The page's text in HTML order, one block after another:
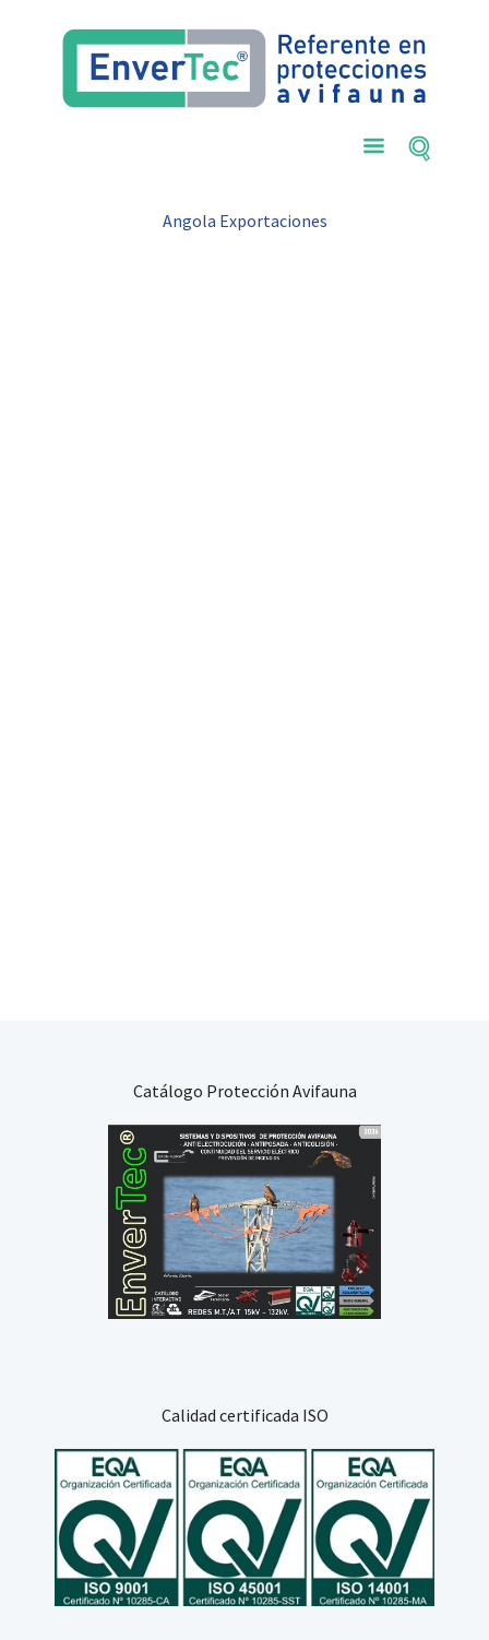
Angola Exportaciones
Catálogo Protección Avifauna
Calidad certificada ISO